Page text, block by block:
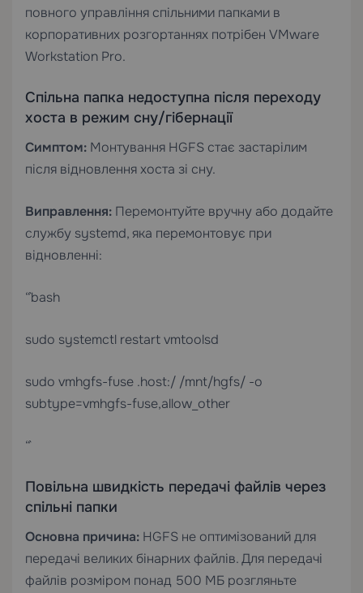
повного управління спільними папками в
корпоративних розгортаннях потрібен VMware
Workstation Pro.
Спільна папка недоступна після переходу
хоста в режим сну/гібернації
Симптом: Монтування HGFS стає застарілим
після відновлення хоста зі сну.
Виправлення: Перемонтуйте вручну або додайте
службу systemd, яка перемонтовує при
відновленні:
“`bash
sudo systemctl restart vmtoolsd
sudo vmhgfs-fuse .host:/ /mnt/hgfs/ -o
subtype=vmhgfs-fuse,allow_other
“`
Повільна швидкість передачі файлів через
спільні папки
Основна причина: HGFS не оптимізований для
передачі великих бінарних файлів. Для передачі
файлів розміром понад 500 МБ розгляньте